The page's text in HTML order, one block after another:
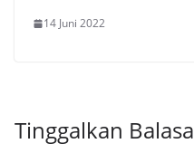
14 Juni 2022
Tinggalkan